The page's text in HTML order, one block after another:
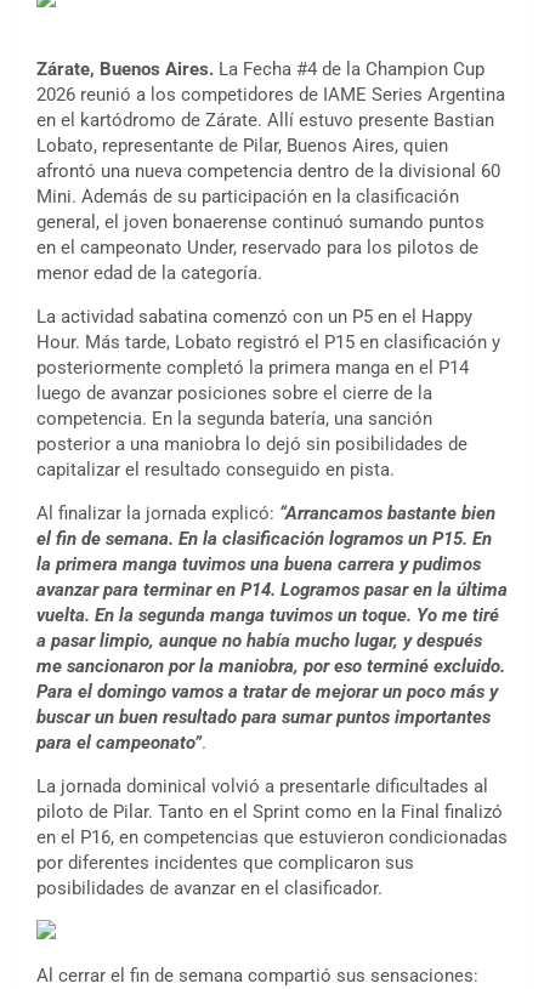
Zárate, Buenos Aires. La Fecha #4 de la Champion Cup
2026 reunió a los competidores de IAME Series Argentina
en el kartódromo de Zárate. Allí estuvo presente Bastian
Lobato, representante de Pilar, Buenos Aires, quien
afrontó una nueva competencia dentro de la divisional 60
Mini. Además de su participación en la clasificación
general, el joven bonaerense continuó sumando puntos
en el campeonato Under, reservado para los pilotos de
menor edad de la categoría.
La actividad sabatina comenzó con un P5 en el Happy
Hour. Más tarde, Lobato registró el P15 en clasificación y
posteriormente completó la primera manga en el P14
luego de avanzar posiciones sobre el cierre de la
competencia. En la segunda batería, una sanción
posterior a una maniobra lo dejó sin posibilidades de
capitalizar el resultado conseguido en pista.
Al finalizar la jornada explicó: “Arrancamos bastante bien
el fin de semana. En la clasificación logramos un P15. En
la primera manga tuvimos una buena carrera y pudimos
avanzar para terminar en P14. Logramos pasar en la última
vuelta. En la segunda manga tuvimos un toque. Yo me tiré
a pasar limpio, aunque no había mucho lugar, y después
me sancionaron por la maniobra, por eso terminé excluido.
Para el domingo vamos a tratar de mejorar un poco más y
buscar un buen resultado para sumar puntos importantes
para el campeonato”.
La jornada dominical volvió a presentarle dificultades al
piloto de Pilar. Tanto en el Sprint como en la Final finalizó
en el P16, en competencias que estuvieron condicionadas
por diferentes incidentes que complicaron sus
posibilidades de avanzar en el clasificador.
Al cerrar el fin de semana compartió sus sensaciones: